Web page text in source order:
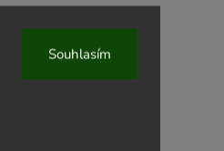
Souhlasím